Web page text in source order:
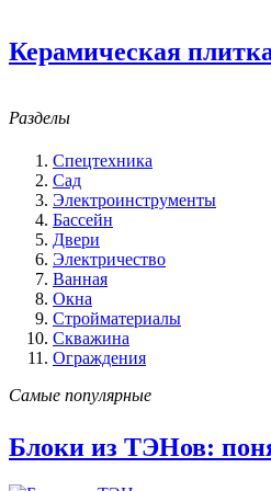
Керамическая
Разделы
Спецтехника
Сад
Электроинструменты
Бассейн
Двери
Электричество
Ванная
Окна
Стройматериалы
Скважина
Ограждения
Самые популярные
Блоки из ТЭНов: